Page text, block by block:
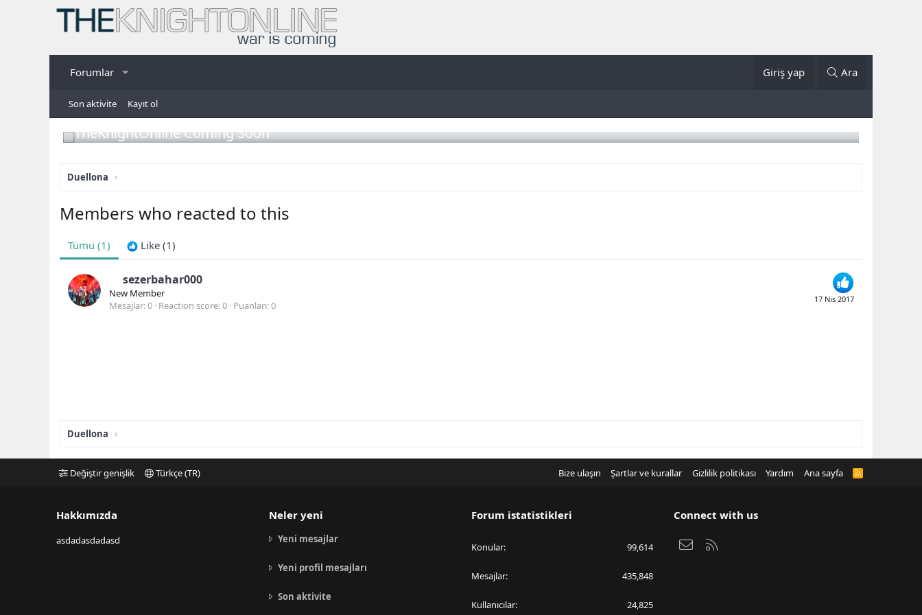
Forumlar Giriş yap Ara
Son aktivite Kayıt ol
TheKnightOnline Coming Soon
Duellona
Members who reacted to this
Tümü (1) Like (1)
17 Nis 2017
sezerbahar000
New Member
Mesajlar 0 Reaction score 0 Puanları 0
Duellona
Değiştir genişlik Türkçe (TR) Bize ulaşın Şartlar ve kurallar Gizlilik politikası Yardım Ana sayfa
R
Hakkımızda
asdadasdadasd
Neler yeni
Yeni mesajlar
Yeni profil mesajları
Son aktivite
Forum istatistikleri
Konular 99,614
Mesajlar 435,848
Kullanıcılar 24,825
Connect with us
Bize ulaşın